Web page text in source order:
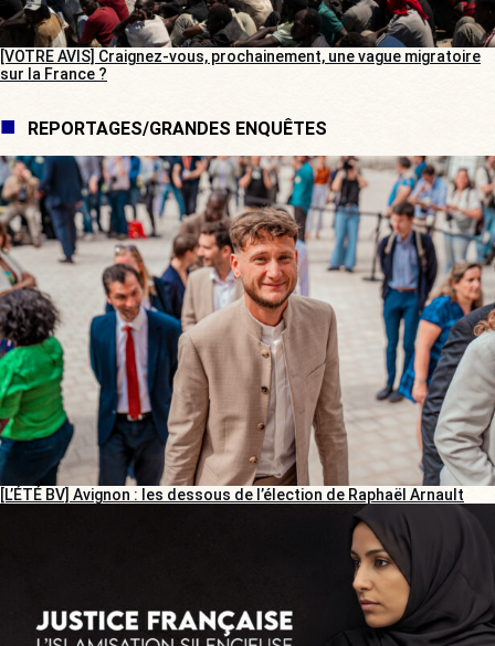
[VOTRE AVIS] Craignez-vous, prochainement, une vague migratoire
sur la France ?
REPORTAGES/GRANDES ENQUÊTES
[L’ÉTÉ BV] Avignon : les dessous de l’élection de Raphaël Arnault